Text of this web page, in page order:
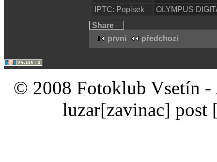
IPTC: Popisek
OLYMPUS
Share
první
předchozí
© 2008 Fotoklub Vsetín -
luzar[zavinac] post